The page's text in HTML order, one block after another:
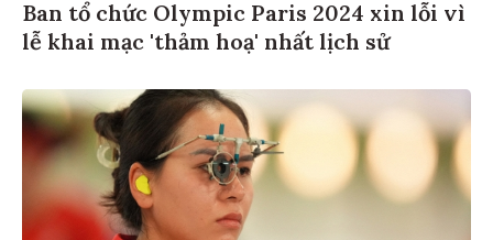
Ban tổ chức Olympic Paris 2024 xin lỗi vì
lễ khai mạc 'thảm hoạ' nhất lịch sử